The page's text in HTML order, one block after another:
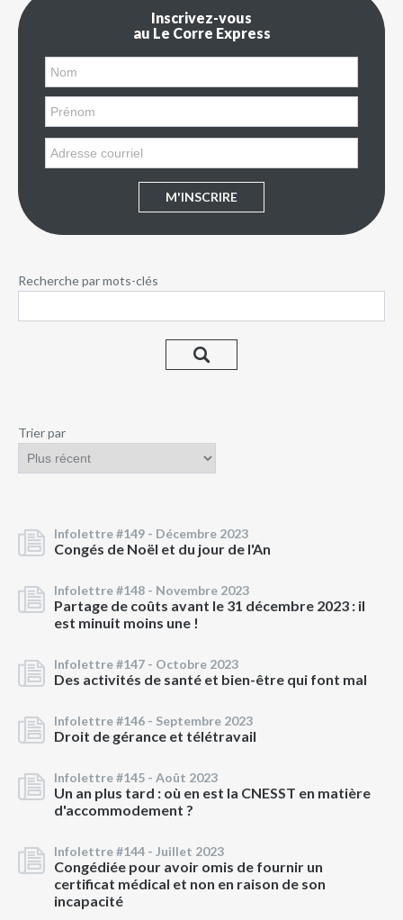
Inscrivez-vous
au Le Corre Express
M'INSCRIRE
Recherche par mots-clés
Trier par
Infolettre #149 - Décembre 2023
Congés de Noël et du jour de l'An
Infolettre #148 - Novembre 2023
Partage de coûts avant le 31 décembre 2023 : il
est minuit moins une !
Infolettre #147 - Octobre 2023
Des activités de santé et bien-être qui font mal
Infolettre #146 - Septembre 2023
Droit de gérance et télétravail
Infolettre #145 - Août 2023
Un an plus tard : où en est la CNESST en matière
d'accommodement ?
Infolettre #144 - Juillet 2023
Congédiée pour avoir omis de fournir un
certificat médical et non en raison de son
incapacité